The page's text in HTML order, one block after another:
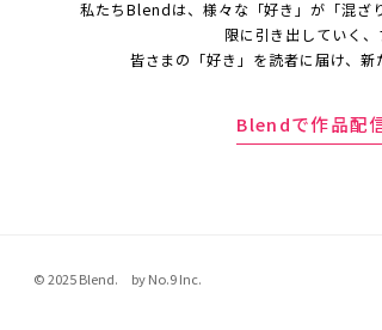
私たちBlendは、様々な「好き」が「混ざ
限に引き出していく、
皆さまの「好き」を読者に届け、新
Blendで作品配
© 2025 Blend. by No.9 Inc.